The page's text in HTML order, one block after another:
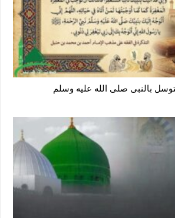
بالنبى صلى الله عليه وسلم